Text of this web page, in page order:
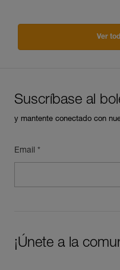
Ver
Suscríbase al
y mantente conectado con
Email *
¡Únete a la